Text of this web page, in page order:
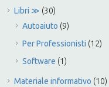
Libri ≫ (30)
Autoaiuto (9)
Per Professionisti (12)
Software (1)
Materiale informativo (10)